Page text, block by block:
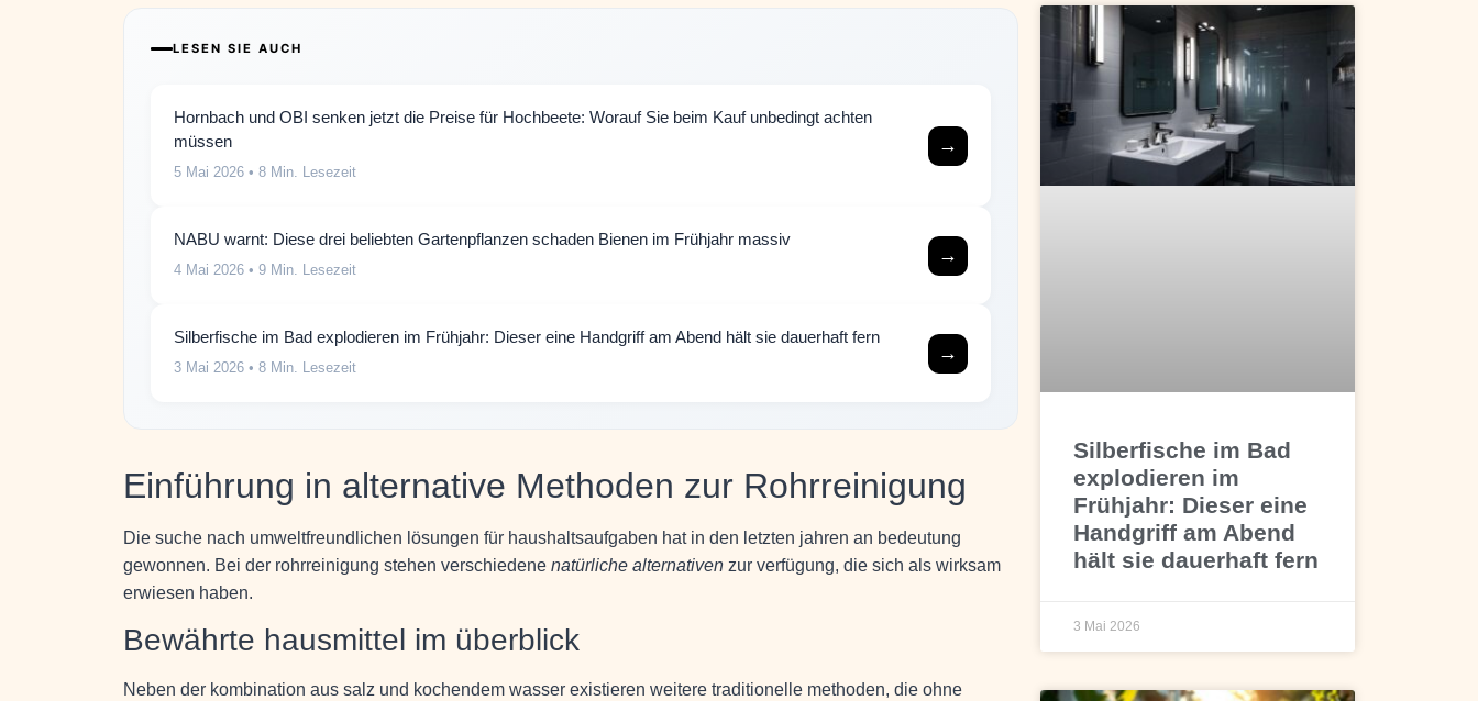
Silberfische im Bad
explodieren im
Frühjahr: Dieser eine
Handgriff am Abend
hält sie dauerhaft fern
3 Mai 2026
LESEN SIE AUCH
Hornbach und OBI senken jetzt die Preise für Hochbeete: Worauf Sie beim Kauf unbedingt achten
müssen
5 Mai 2026 • 8 Min. Lesezeit
→
NABU warnt: Diese drei beliebten Gartenpflanzen schaden Bienen im Frühjahr massiv
4 Mai 2026 • 9 Min. Lesezeit
→
Silberfische im Bad explodieren im Frühjahr: Dieser eine Handgriff am Abend hält sie dauerhaft fern
3 Mai 2026 • 8 Min. Lesezeit
→
Einführung in alternative Methoden zur Rohrreinigung
Die suche nach umweltfreundlichen lösungen für haushaltsaufgaben hat in den letzten jahren an bedeutung
gewonnen. Bei der rohrreinigung stehen verschiedene natürliche alternativen zur verfügung, die sich als wirksam
erwiesen haben.
Bewährte hausmittel im überblick
Neben der kombination aus salz und kochendem wasser existieren weitere traditionelle methoden, die ohne